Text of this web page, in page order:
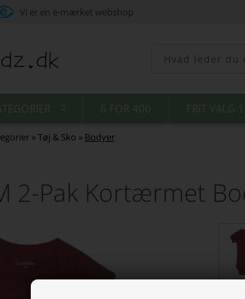
Vi er en e-mærket webshop
6 FOR 400 FRIT VALG
»Tøj & Sko » Bodyer
2-Pak Kortærmet